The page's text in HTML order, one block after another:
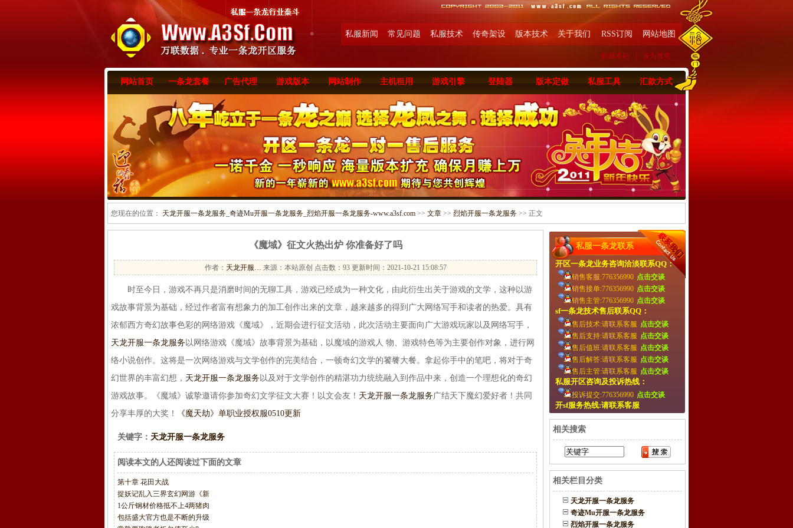
私服新闻 常见问题 私服技术 传奇架设 版本技术 关于我们 RSS订阅 网站地图
收藏本站 设为首页
网站首页 一条龙套餐 广告代理 游戏版本 网站制作 主机租用 游戏引擎 登陆器 版本定做 私服工具 汇款方式
您现在的位置： 天龙开服一条龙服务_奇迹Mu开服一条龙服务_烈焰开服一条龙服务-www.a3sf.com >> 文章 >> 烈焰开服一条龙服务 >> 正文
《魔域》征文火热出炉 你准备好了吗
作者： 天龙开服… 来源：本站原创 点击数： 93 更新时间：2021-10-21 15:08:57
时至今日，游戏不再只是消磨时间的无聊工具，游戏已经成为一种文化，由此衍生出关于游戏的文学，这种以游
戏故事背景为基础，经过作者富有想象力的加工创作出来的文章，越来越多的得到广大网络写手和读者的热爱。具有
浓郁西方奇幻故事色彩的网络游戏《魔域》，近期会进行征文活动，此次活动主要面向广大游戏玩家以及网络写手，
天龙开服一条龙服务 以网络游戏《魔域》故事背景为基础，以魔域的游戏人 物、游戏特色等为主要创作对象，进行网
络小说创作。这将是一次网络游戏与文学创作的完美结合，一顿奇幻文学的饕餮大餐。拿起你手中的笔吧，将对于奇
幻世界的丰富幻想， 天龙开服一条龙服务 以及对于文学创作的精湛功力统统融入到作品中来，创造一个理想化的奇幻
游戏故事。《魔域》诚挚邀请你参加奇幻文学征文大赛！以文会友！ 天龙开服一条龙服务广结天下魔幻爱好者！共同
分享丰厚的大奖！
《魔天劫》单职业授权服0510更新
关键字： 天龙开服一条龙服务
阅读本文的人还阅读过下面的文章
第十章 花田大战
捉妖记乱入三界玄幻网游《新
1公斤钢材价格抵不上4两猪肉
包括盛大官方也是不断的升级
私服一条龙联系
开区一条龙业务咨询洽淡联系QQ：
销售客服:776356990 点击交谈
销售接单:776356990 点击交谈
销售主管:776356990 点击交谈
sf一条龙技术售后联系QQ：
售后技术:请联系客服 点击交谈
售后支持:请联系客服 点击交谈
售后值班:请联系客服 点击交谈
售后解答:请联系客服 点击交谈
售后主管:请联系客服 点击交谈
私服开区咨询及投诉热线：
投诉提交:776356990 点击交谈
开sf服务热线:请联系客服
相关搜索
相关栏目分类
天龙开服一条龙服务
奇迹Mu开服一条龙服务
烈焰开服一条龙服务